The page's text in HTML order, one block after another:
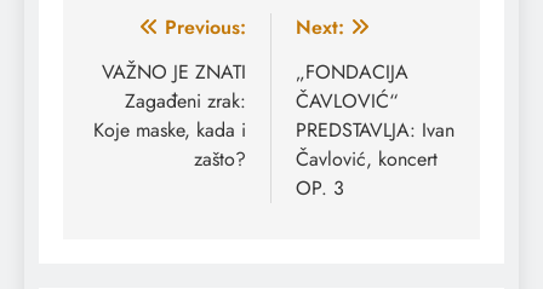
Navigacija
članaka
Previous:
VAŽNO JE ZNATI
Zagađeni zrak:
Koje maske, kada i
zašto?
Next:
„FONDACIJA
ČAVLOVIĆ“
PREDSTAVLJA: Ivan
Čavlović, koncert
OP. 3